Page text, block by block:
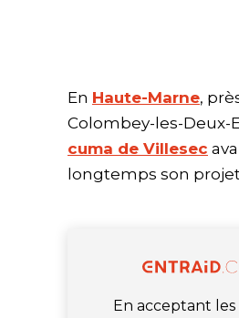
En Haute-Marne,
Colombey-les-Deux-
cuma de Villesec
longtemps son projet
En acceptant les